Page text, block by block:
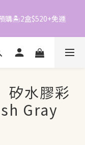
價券
購🏝️2盒$520+免運
價券
矽水膠彩
Gray